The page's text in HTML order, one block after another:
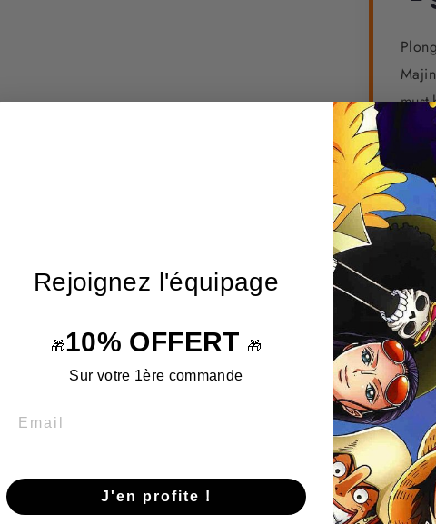
est
de
cette
⭐
🔥
Rejoignez l'équipage
🎁10% OFFERT 🎁
Sur votre 1ère commande
J'en profite !